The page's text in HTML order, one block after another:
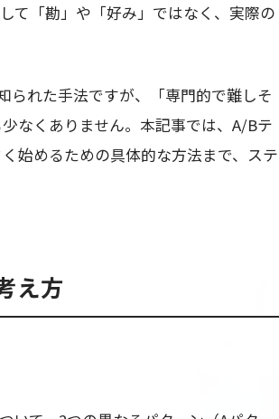
て「勘」や「好み」ではなく、実際の
られた手法ですが、「専門的で難しそ
なくありません。本記事では、A/Bテ
始めるための具体的な方法まで、ステ
え方